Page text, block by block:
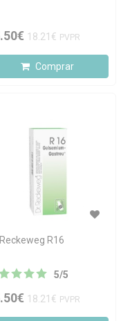
18.21€ PVPR
Comprar
Reckeweg R16
5/5
18.21€ PVPR